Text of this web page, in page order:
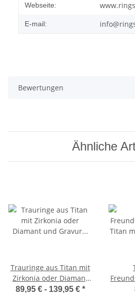
Webseite:
E-mail:
Bewertungen
Ähnliche
Trauringe aus Titan mit
Zirkonia oder Diamant
und Gravur TL122
89,95 € - 139,95 € *
Titan